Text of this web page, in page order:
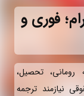
فوری و
تحصیل،
نیازمند ترجمه